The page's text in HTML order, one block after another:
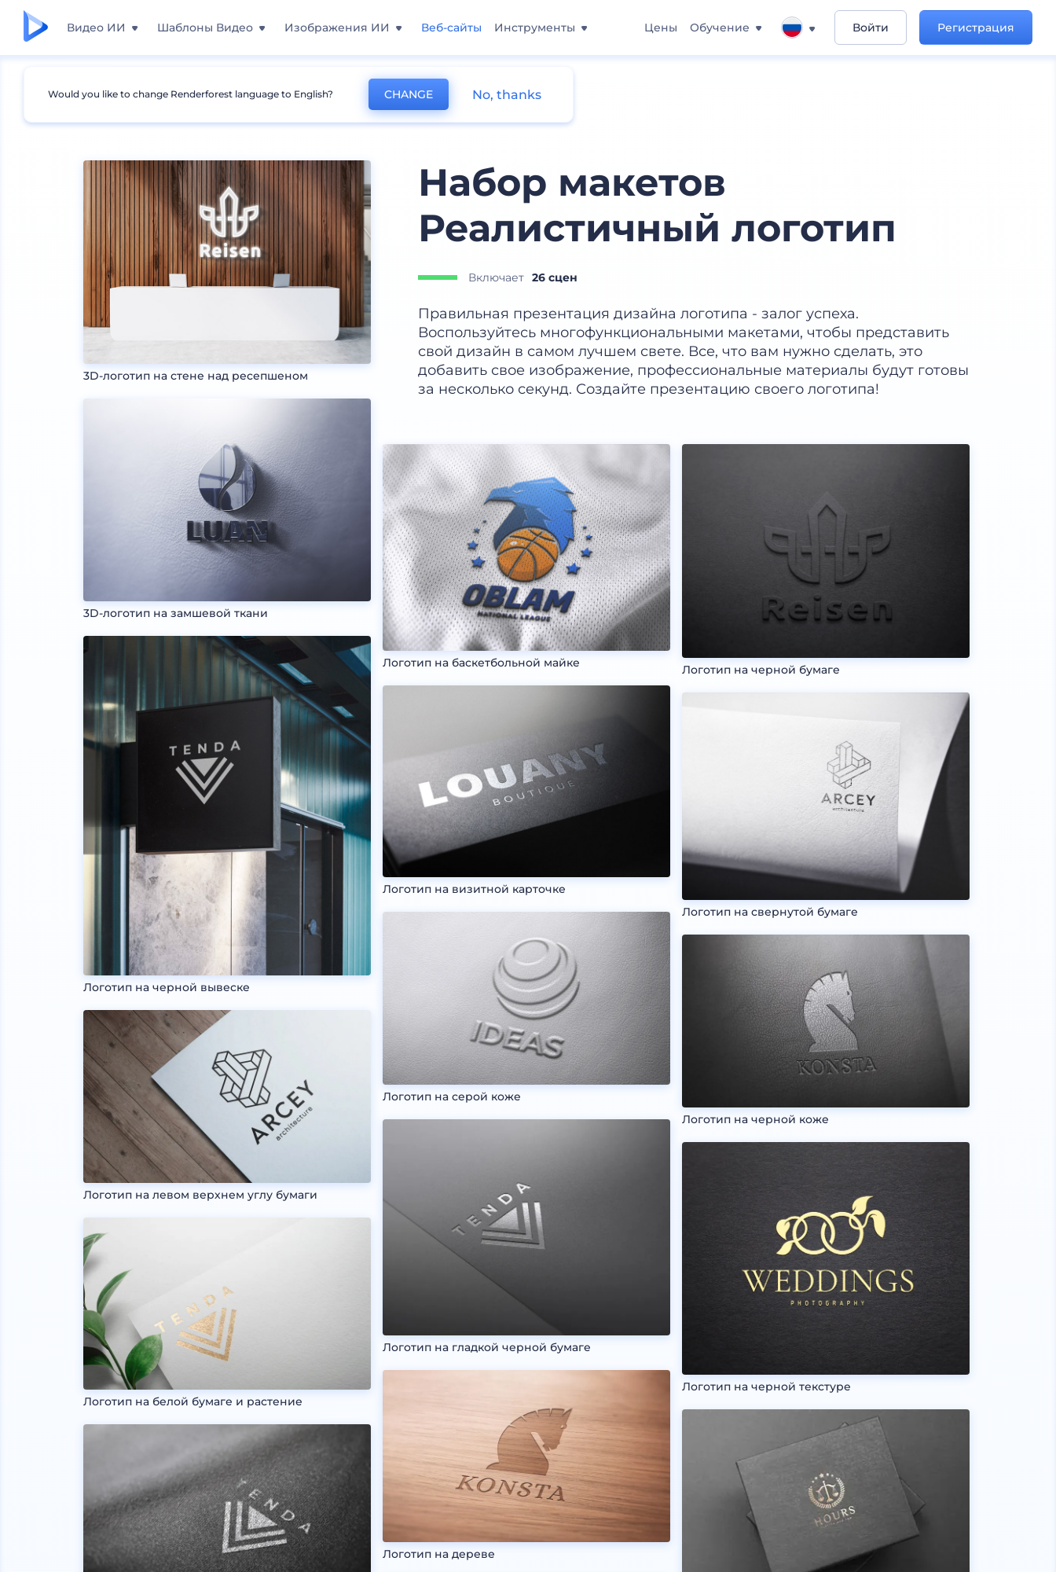
Видео ИИ Шаблоны Видео Изображения ИИ Веб-сайты Инструменты Цены Обучение Войти Регистрация
Мокапы Одежда Мокапы маек джерси
3D-логотип на стене над ресепшеном
3D-логотип на замшевой ткани
Логотип на черной вывеске
Логотип на левом верхнем углу бумаги
Логотип на белой бумаге и растение
Набор макетов
Реалистичный логотип
Включает 26 сцен
Правильная презентация дизайна логотипа - залог успеха.
Воспользуйтесь многофункциональными макетами, чтобы представить
свой дизайн в самом лучшем свете. Все, что вам нужно сделать, это
добавить свое изображение, профессиональные материалы будут готовы
за несколько секунд. Создайте презентацию своего логотипа!
Логотип на баскетбольной майке
Логотип на визитной карточке
Логотип на серой коже
Логотип на гладкой черной бумаге
Логотип на дереве
Логотип на черной бумаге
Логотип на свернутой бумаге
Логотип на черной коже
Логотип на черной текстуре
Would you like to change Renderforest language to English? CHANGE No, thanks